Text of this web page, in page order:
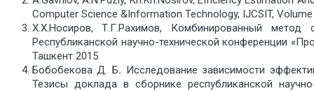
Computer Science &Information Technology, IJCSIT,
Х.Х.Носиров, Т.Г.Рахимов, Комбинированный
Республиканской научно-технической конференции
Ташкент 2015
Бобобекова Д. Б. Исследование зависимости
Тезисы доклада в сборнике республиканской